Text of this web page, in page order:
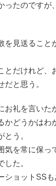
ったのですが
を見送ること
とだけれど、
だと思う。
お礼を言いた
かどうかはわ
とう。
気を常に保っ
した。
ショットSSも